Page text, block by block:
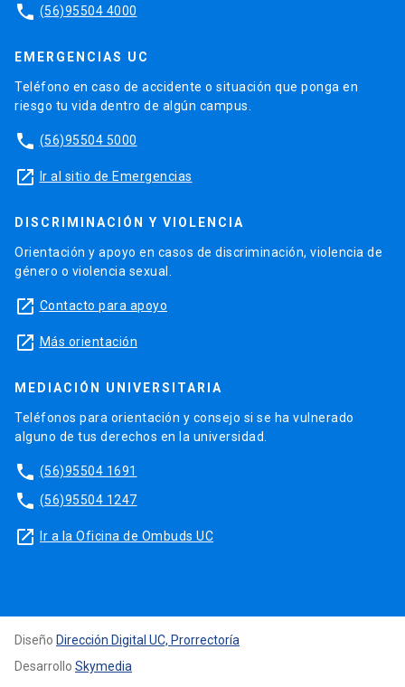
phone (56)95504 4000
EMERGENCIAS UC
Teléfono en caso de accidente o situación que ponga en
riesgo tu vida dentro de algún campus.
phone (56)95504 5000
launch Ir al sitio de Emergencias
DISCRIMINACIÓN Y VIOLENCIA
Orientación y apoyo en casos de discriminación, violencia de
género o violencia sexual.
launch Contacto para apoyo
launch Más orientación
MEDIACIÓN UNIVERSITARIA
Teléfonos para orientación y consejo si se ha vulnerado
alguno de tus derechos en la universidad.
phone (56)95504 1691
phone (56)95504 1247
launch Ir a la Oficina de Ombuds UC
Diseño Dirección Digital UC, Prorrectoría
Desarrollo Skymedia